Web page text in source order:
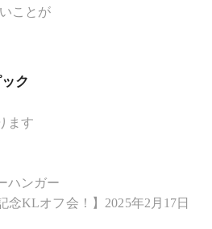
ア歴：1991年から31年目 タ
年から21年目
ことが
ク
ます
ハンガー
念KLオフ会！】2025年2月17日